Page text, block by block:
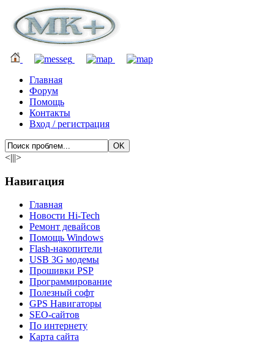
Главная
Форум
Помощь
Контакты
Вход / регистрация
<|||>
Навигация
Главная
Новости Hi-Tech
Ремонт девайсов
Помощь Windows
Flash-накопители
USB 3G модемы
Прошивки PSP
Программирование
Полезный софт
GPS Навигаторы
SEO-сайтов
По интернету
Карта сайта